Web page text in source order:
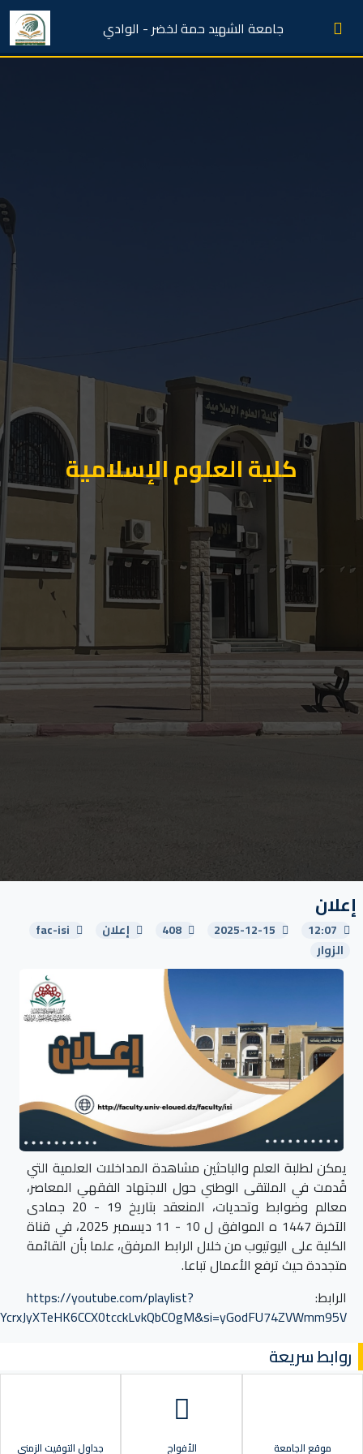
جامعة الشهيد حمة لخضر - الوادي
كلية العلوم الإسلامية
2025-12-15
408 إعلان fac-isi
العلم والباحثين مشاهدة المداخلات العلمية التي
الوطني حول الاجتهاد الفقهي المعاصر،
معالم وضوابط وتحديات، المنعقد بتاريخ 19 - 20 جمادى
الآخرة 1447 ه الموافق ل 10 - 11 ديسمبر 2025، في قناة
اليوتيوب من خلال الرابط المرفق، علما بأن القائمة
ترفع الأعمال تباعا.
https://youtube.com/playlist?
جداول التوقيت الزمني